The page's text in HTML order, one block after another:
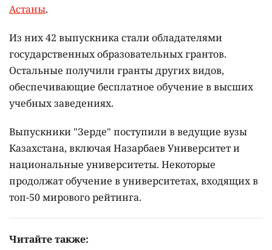
Астаны.
Из них 42 выпускника стали обладателями
государственных образовательных грантов.
Остальные получили гранты других видов,
обеспечивающие бесплатное обучение в высших
учебных заведениях.
Выпускники "Зерде" поступили в ведущие вузы
Казахстана, включая Назарбаев Университет и
национальные университеты. Некоторые
продолжат обучение в университетах, входящих в
топ-50 мирового рейтинга.
Читайте также: